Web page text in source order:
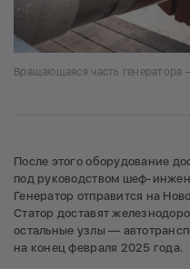
Вращающаяся часть
После этого оборудование
под руководством шеф-
Генератор отправится на
Статор доставят
остальные узлы —
на конец февраля 2025 года.